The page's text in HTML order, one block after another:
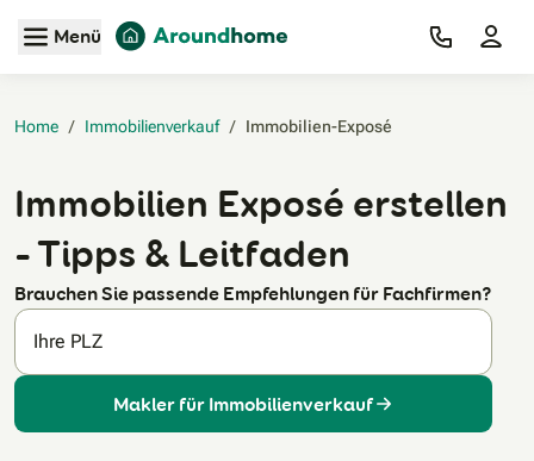
Zum Hauptinhalt
Menü
Home / Immobilienverkauf / Immobilien-Exposé‎
Immobilien Exposé erstellen
– Tipps & Leitfaden
Brauchen Sie passende Empfehlungen für Fachfirmen?
Ihre PLZ
Makler für Immobilienverkauf